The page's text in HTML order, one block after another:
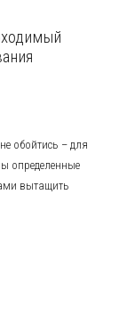
обойтись – для
определенные
вытащить